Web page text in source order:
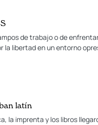
de trabajo o de
la libertad en un entorno
latín
la imprenta y los libros